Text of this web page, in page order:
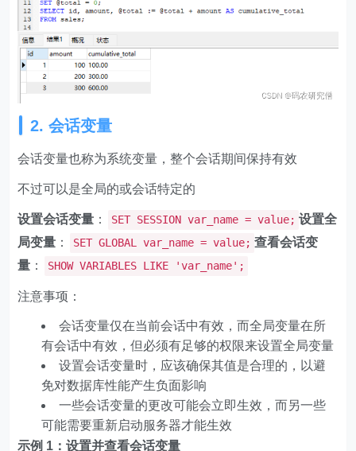
2. 会话变量
会话变量也称为系统变量，整个会话期间保持有效
不过可以是全局的或会话特定的
设置会话变量 ： SET SESSION var_name = value; 设置全
局变量 ： SET GLOBAL var_name = value; 查看会话变
量 ： SHOW VARIABLES LIKE 'var_name';
注意事项：
会话变量仅在当前会话中有效，而全局变量在所
有会话中有效，但必须有足够的权限来设置全局变量
设置会话变量时，应该确保其值是合理的，以避
免对数据库性能产生负面影响
一些会话变量的更改可能会立即生效，而另一些
可能需要重新启动服务器才能生效
示例 1：设置并查看会话变量